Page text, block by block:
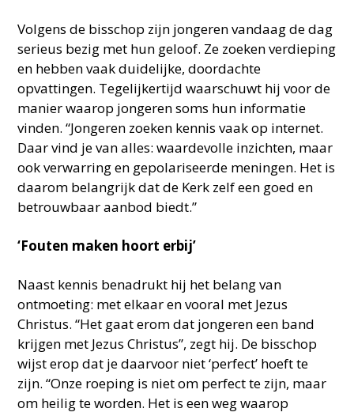
Volgens de bisschop zijn jongeren vandaag de dag
serieus bezig met hun geloof. Ze zoeken verdieping
en hebben vaak duidelijke, doordachte
opvattingen. Tegelijkertijd waarschuwt hij voor de
manier waarop jongeren soms hun informatie
vinden. “Jongeren zoeken kennis vaak op internet.
Daar vind je van alles: waardevolle inzichten, maar
ook verwarring en gepolariseerde meningen. Het is
daarom belangrijk dat de Kerk zelf een goed en
betrouwbaar aanbod biedt.”
‘Fouten maken hoort erbij’
Naast kennis benadrukt hij het belang van
ontmoeting: met elkaar en vooral met Jezus
Christus. “Het gaat erom dat jongeren een band
krijgen met Jezus Christus”, zegt hij. De bisschop
wijst erop dat je daarvoor niet ‘perfect’ hoeft te
zijn. “Onze roeping is niet om perfect te zijn, maar
om heilig te worden. Het is een weg waarop